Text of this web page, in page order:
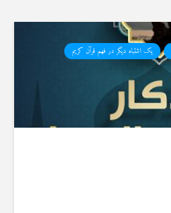
یک اشتباه دیگر در فهم قرآن کریم